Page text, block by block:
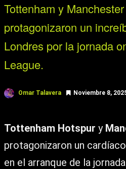
Tottenham y
protagonizaron un
Londres por la jornada
League.
Omar Talavera Noviembre 8,
Tottenham Hotspur y
protagonizaron un
en el arranque de la